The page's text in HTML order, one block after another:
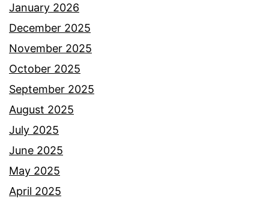
January 2026
December 2025
November 2025
October 2025
September 2025
August 2025
July 2025
June 2025
May 2025
April 2025